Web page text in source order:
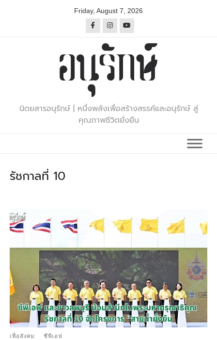
Friday, August 7, 2026
นิตยสารอนุรักษ์ | หนึ่งพลังเพื่อสร้างสรรค์และอนุรักษ์ สู่
คุณภาพชีวิตยั่งยืน
รัชกาลที่ 10
เพื่อสังคม ซีพีเอฟ